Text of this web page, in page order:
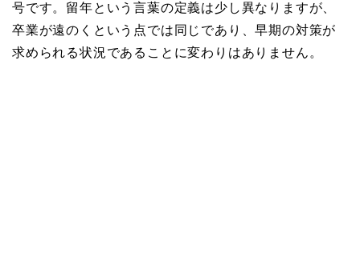
号です。留年という言葉の定義は少し異なりますが、
卒業が遠のくという点では同じであり、早期の対策が
求められる状況であることに変わりはありません。